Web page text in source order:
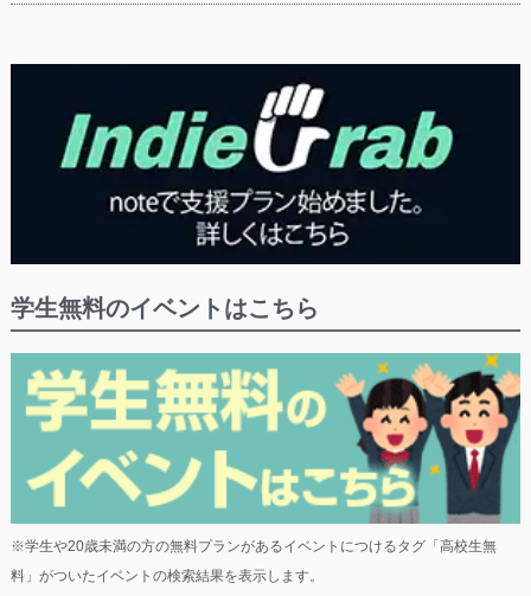
学生無料のイベントはこちら
※学生や20歳未満の方の無料プランがあるイベントにつけるタグ「高校生無
料」がついたイベントの検索結果を表示します。